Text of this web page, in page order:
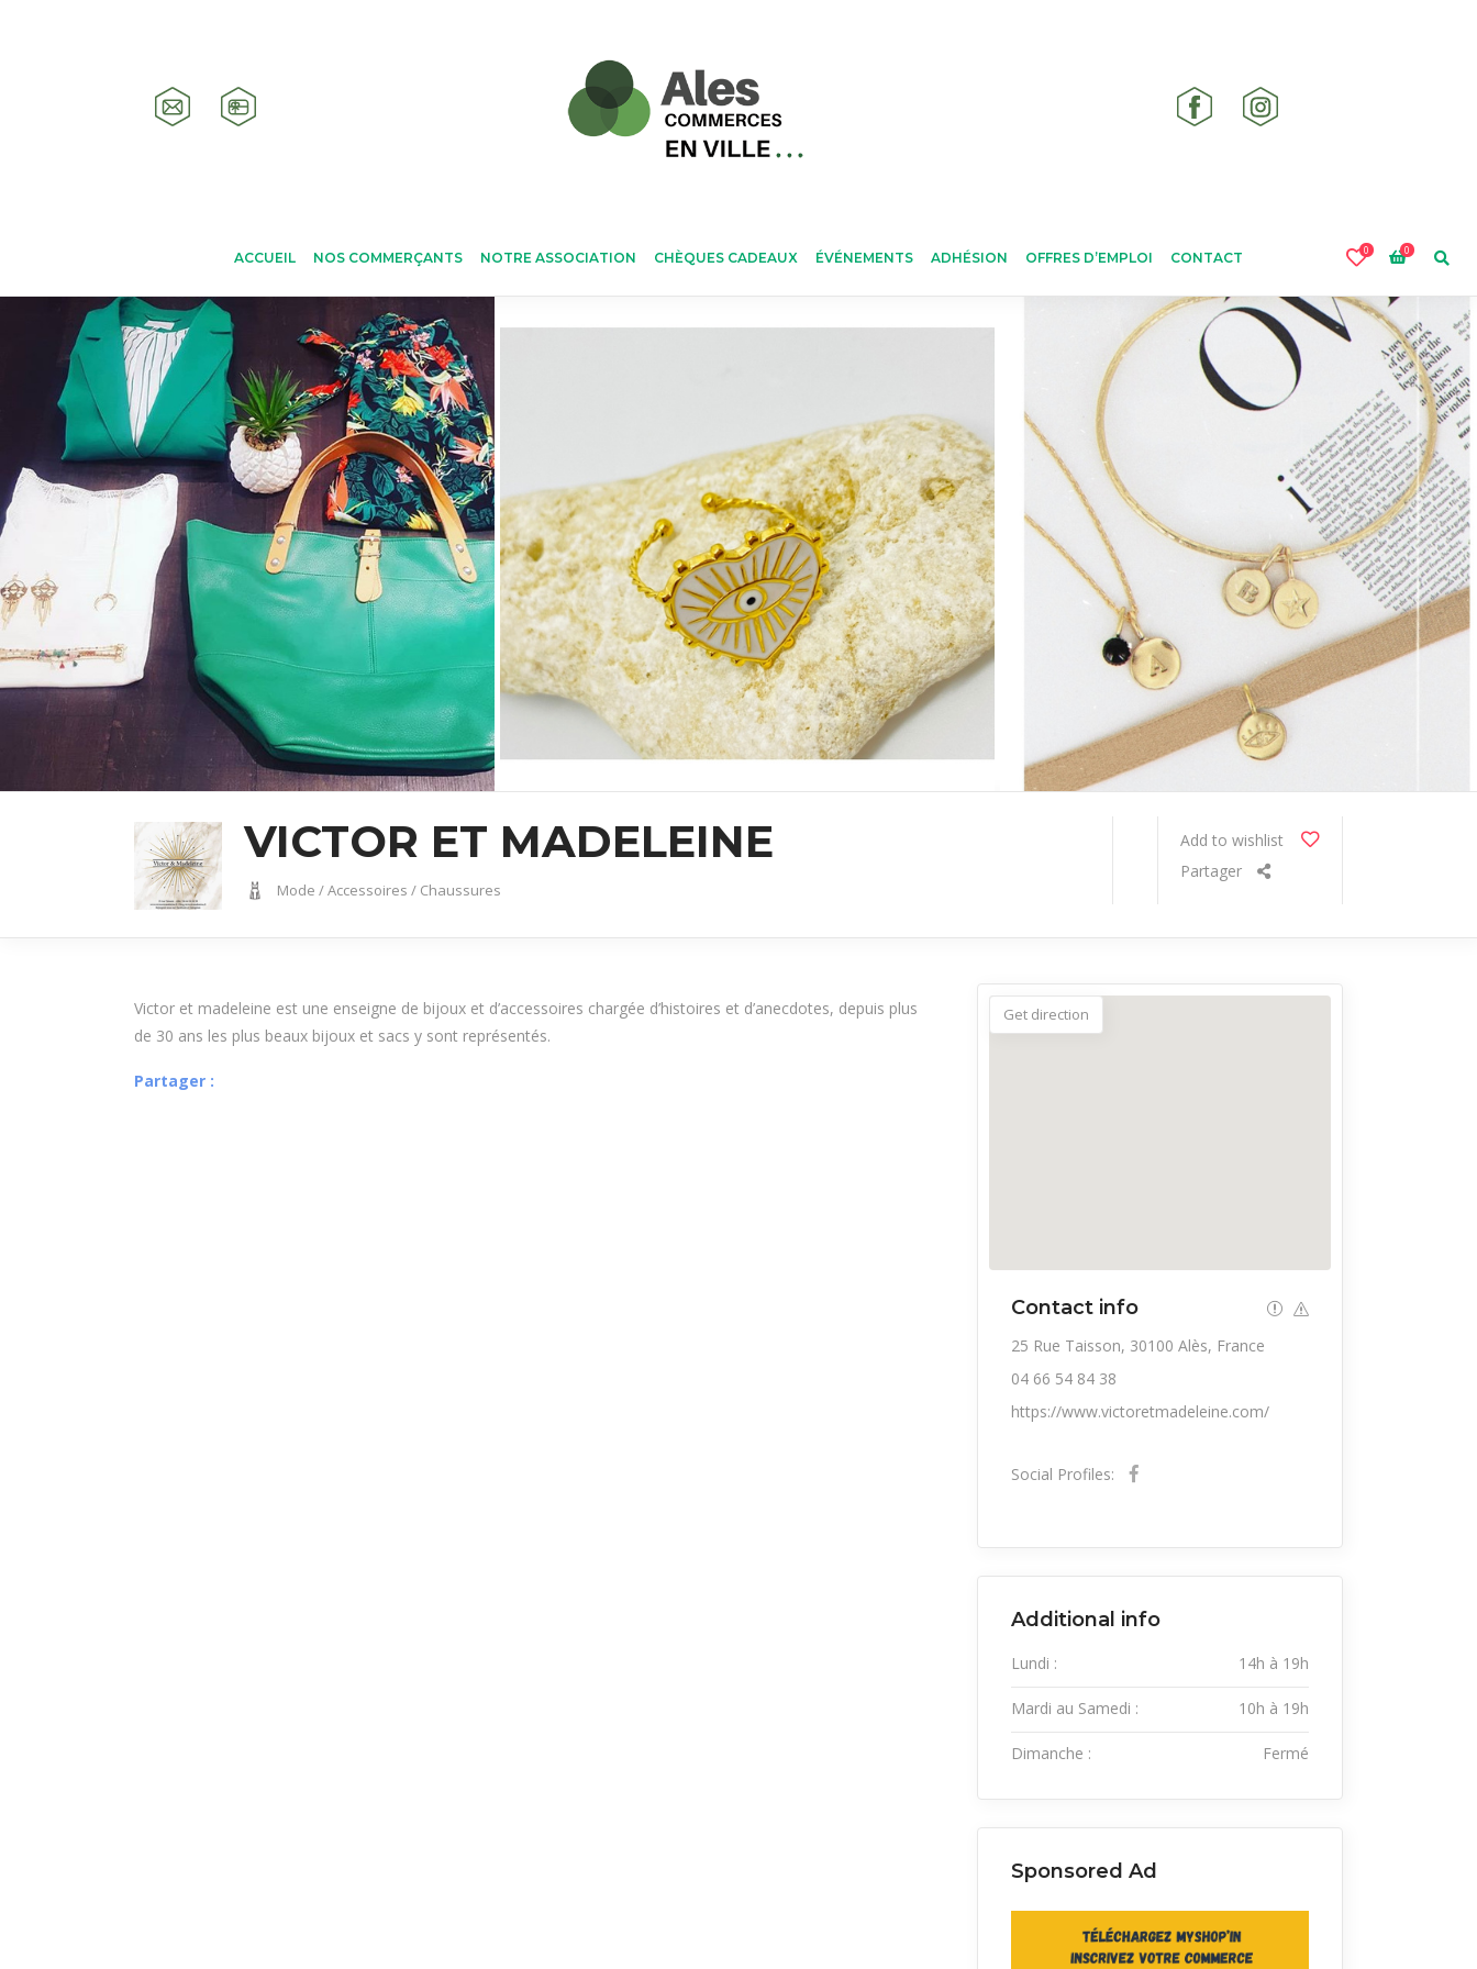
ACCUEIL NOS COMMERÇANTS NOTRE ASSOCIATION CHÈQUES CADEAUX ÉVÉNEMENTS ADHÉSION OFFRES D’EMPLOI CONTACT 0 0
VICTOR ET MADELEINE
Mode / Accessoires / Chaussures
Add to wishlist
Victor et madeleine est une enseigne de bijoux et d’accessoires chargée d’histoires et d’anecdotes, depuis plus
de 30 ans les plus beaux bijoux et sacs y sont représentés.
Get direction
Contact info
25 Rue Taisson, 30100 Alès, France
04 66 54 84 38
https://www.victoretmadeleine.com/
Social Profiles:
Additional info
Lundi : 14h à 19h
Mardi au Samedi : 10h à 19h
Dimanche : Fermé
Sponsored Ad